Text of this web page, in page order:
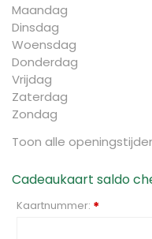
Maandag
Dinsdag
Woensdag
Donderdag
Vrijdag
Zaterdag
Zondag
Toon alle
Cadeaukaart saldo
Kaartnummer: *